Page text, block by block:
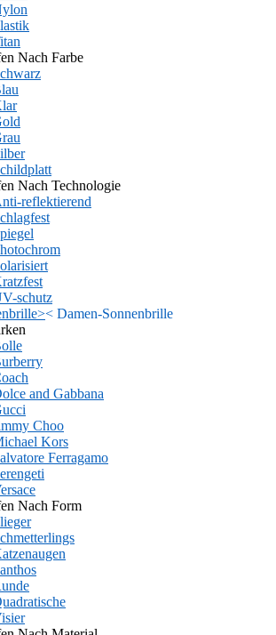
Nach Farbe
Nach Technologie
reflektierend
schutz
>< Damen-Sonnenbrille
and Gabbana
Choo
Kors
Ferragamo
Nach Form